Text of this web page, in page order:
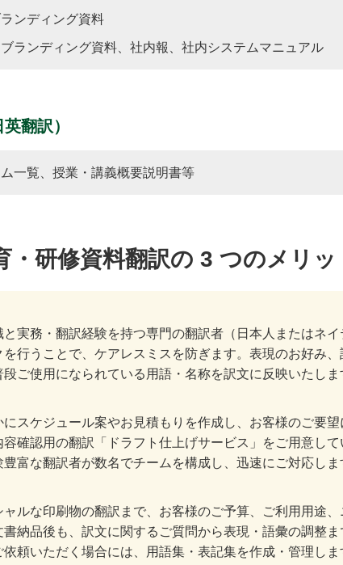
ンディング資料
ブランディング資料、社内報、社内システムマニュアル
翻訳）
一覧、授業・講義概要説明書等
・研修資料翻訳の 3 つのメリッ
実務・翻訳経験を持つ専門の翻訳者（日本人またはネ
行うことで、ケアレスミスを防ぎます。表現のお好み
ご使用になられている用語・名称を訳文に反映いたしま
スケジュール案やお見積もりを作成し、お客様のご要
確認用の翻訳「ドラフト仕上げサービス」をご用意し
富な翻訳者が数名でチームを構成し、迅速にご対応しま
ルな印刷物の翻訳まで、お客様のご予算、ご利用用途
納品後も、訳文に関するご質問から表現・語彙の調整
頼いただく場合には、用語集・表記集を作成・管理し